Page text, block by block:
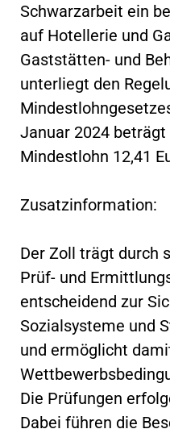
Schwarzarbeit ein
auf Hotellerie und
Gaststätten- und
unterliegt den
Januar 2024
Mindestlohn 12,41
Zusatzinformation:
Der Zoll trägt durch
Prüf- und
entscheidend zur
Sozialsysteme und
und ermöglicht
Die Prüfungen
Dabei führen die